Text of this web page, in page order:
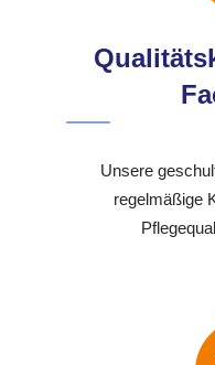
Unsere
regelmäßige